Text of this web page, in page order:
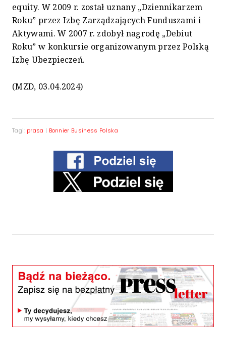
equity. W 2009 r. został uznany „Dziennikarzem
Roku” przez Izbę Zarządzających Funduszami i
Aktywami. W 2007 r. zdobył nagrodę „Debiut
Roku” w konkursie organizowanym przez Polską
Izbę Ubezpieczeń.
(MZD, 03.04.2024)
Tagi: prasa | Bonnier Business Polska